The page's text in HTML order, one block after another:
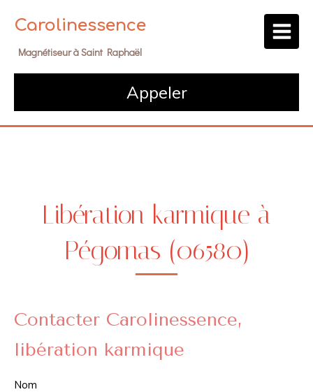
Carolinessence
Magnétiseur à Saint Raphaël
Appeler
Libération karmique à
Pégomas (06580)
Contacter Carolinessence,
libération karmique
Nom